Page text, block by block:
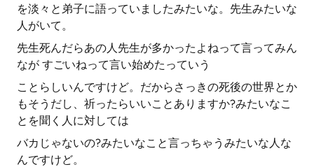
を淡々と弟子に語っていましたみたいな。先生みたいな
人がいて。
先生死んだらあの人先生が多かったよねって言ってみん
なが すごいねって言い始めたっていう
ことらしいんですけど。だからさっきの死後の世界とか
もそうだし、祈ったらいいことありますか?みたいなこ
とを聞く人に対しては
バカじゃないの?みたいなこと言っちゃうみたいな人な
んですけど。